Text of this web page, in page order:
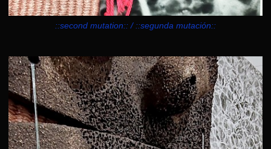
::second mutation:: / ::segunda mutación::